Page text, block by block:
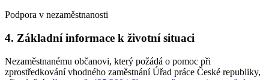
Podpora v nezaměstnanosti
4. Základní informace k životní situaci
Nezaměstnanému občanovi, který požádá o pomoc při
zprostředkování vhodného zaměstnání Úřad práce České republiky,